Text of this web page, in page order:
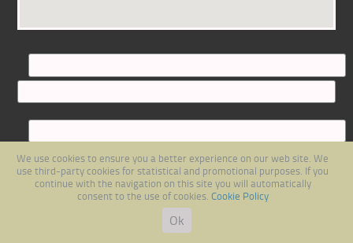
We use cookies to ensure you a better experience on our web site. We
use third-party cookies for statistical and promotional purposes. If you
continue with the navigation on this site you will automatically
consent to the use of cookies. Cookie Policy
Ok